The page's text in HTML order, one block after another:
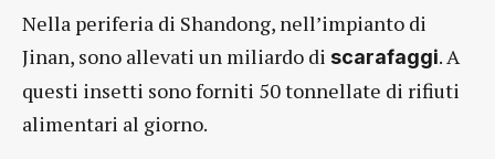
Nella periferia di Shandong, nell’impianto di
Jinan, sono allevati un miliardo di scarafaggi. A
questi insetti sono forniti 50 tonnellate di rifiuti
alimentari al giorno.